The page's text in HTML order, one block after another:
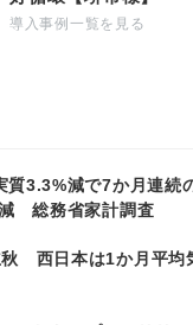
導入事例一覧を見る
質3.3%減で7か月連
総務省家計調査
秋 西日本は1か月平均